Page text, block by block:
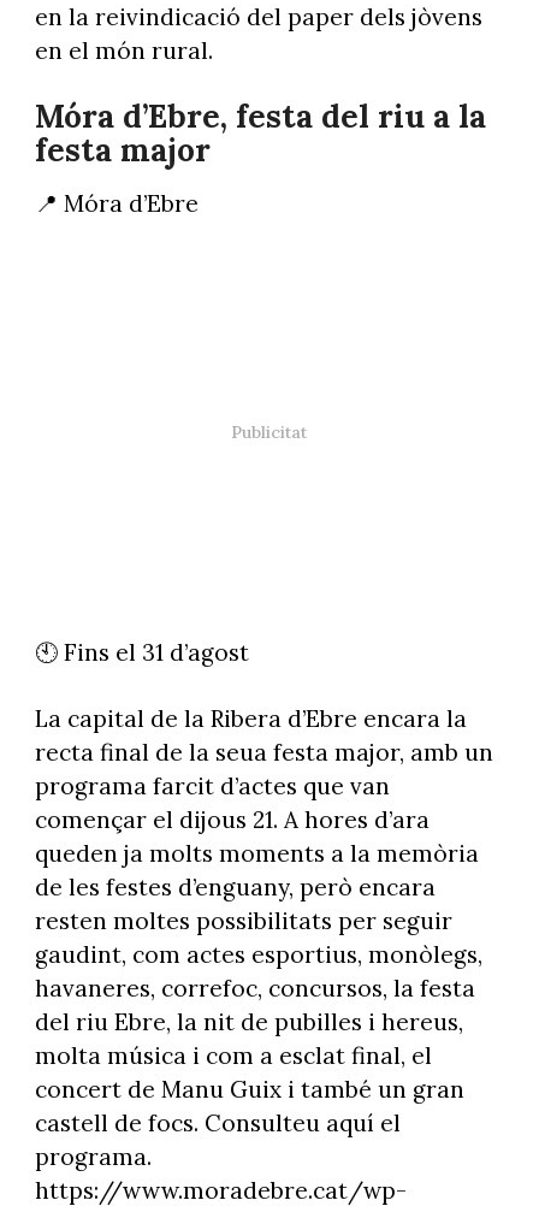
en la reivindicació del paper dels jòvens
en el món rural.
Móra d’Ebre, festa del riu a la
festa major
📍 Móra d’Ebre
🕙 Fins el 31 d’agost
La capital de la Ribera d’Ebre encara la
recta final de la seua festa major, amb un
programa farcit d’actes que van
començar el dijous 21. A hores d’ara
queden ja molts moments a la memòria
de les festes d’enguany, però encara
resten moltes possibilitats per seguir
gaudint, com actes esportius, monòlegs,
havaneres, correfoc, concursos, la festa
del riu Ebre, la nit de pubilles i hereus,
molta música i com a esclat final, el
concert de Manu Guix i també un gran
castell de focs. Consulteu aquí el
programa.
https://www.moradebre.cat/wp-